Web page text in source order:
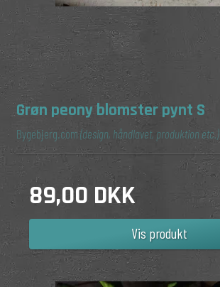
Grøn peony blomster pynt S
Bygebjerg.com(design, håndlavet, produktion etc.)
89,00 DKK
Vis produkt